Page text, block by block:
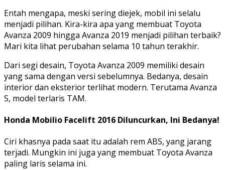
Entah mengapa, meski sering diejek, mobil ini selalu
menjadi pilihan. Kira-kira apa yang membuat Toyota
Avanza 2009 hingga Avanza 2019 menjadi pilihan terbaik?
Mari kita lihat perubahan selama 10 tahun terakhir.
Dari segi desain, Toyota Avanza 2009 memiliki desain
yang sama dengan versi sebelumnya. Bedanya, desain
interior dan eksterior terlihat modern. Terutama Avanza
S, model terlaris TAM.
Honda Mobilio Facelift 2016 Diluncurkan, Ini Bedanya!
Ciri khasnya pada saat itu adalah rem ABS, yang jarang
terjadi. Mungkin ini juga yang membuat Toyota Avanza
paling laris selama ini.